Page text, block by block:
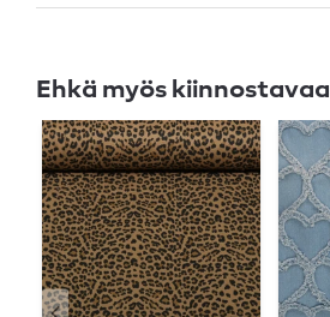
Ehkä myös kiinnostavaa